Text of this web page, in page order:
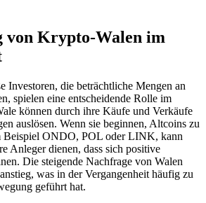
von Krypto-Walen im
Investoren, die beträchtliche Mengen an
spielen eine entscheidende Rolle im
können durch ihre Käufe und Verkäufe
auslösen. Wenn sie beginnen, Altcoins zu
Beispiel ONDO, POL oder LINK, kann
Anleger dienen, dass sich positive
Die steigende Nachfrage von Walen
was in der Vergangenheit häufig zu
geführt hat.